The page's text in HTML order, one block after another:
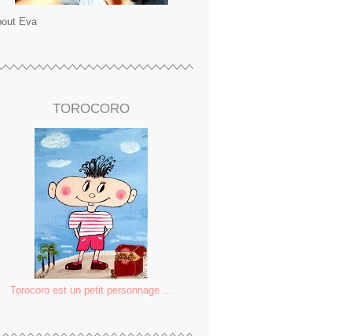
Eva
TOROCORO
Torocoro est un petit personnage ...